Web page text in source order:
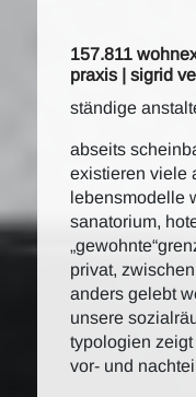
157.811
praxis | sigrid
ständige
abseits
existieren viele
lebensmodelle
sanatorium,
privat,
anders gelebt
unsere
typologien
vor- und